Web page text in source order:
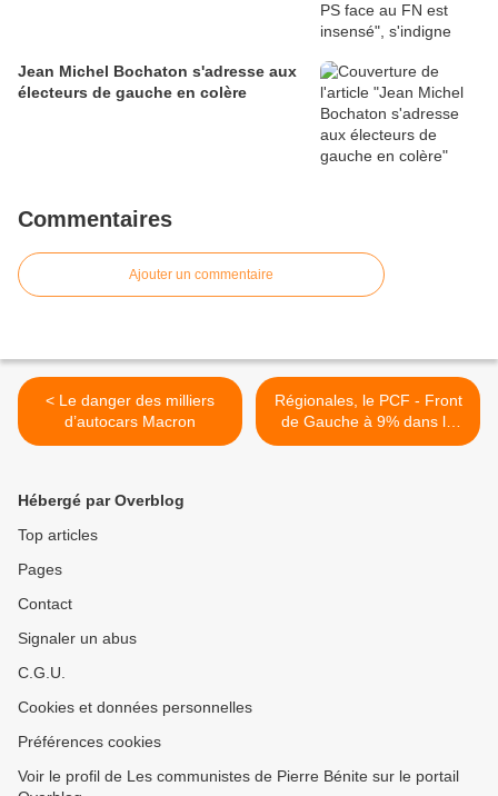
Jean Michel Bochaton s'adresse aux
électeurs de gauche en colère
Commentaires
Ajouter un commentaire
< Le danger des milliers
d’autocars Macron
Régionales, le PCF - Front
de Gauche à 9% dans le
Nord-Pas de Calais-
Hébergé par Overblog
Top articles
Pages
Contact
Signaler un abus
C.G.U.
Cookies et données personnelles
Préférences cookies
Voir le profil de Les communistes de Pierre Bénite sur le portail